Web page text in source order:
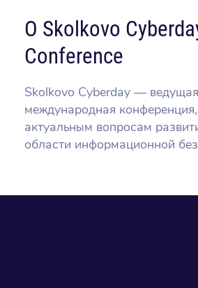
О Skolkovo
Conference
Skolkovo Cyberday —
международная
актуальным вопросам
области информационной